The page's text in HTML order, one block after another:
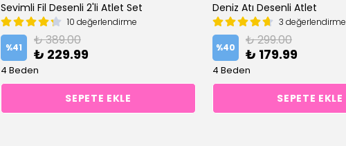
Sevimli Fil Desenli 2'li Atlet Set
10 değerlendirme
%41 ₺ 389.00
₺ 229.99
4 Beden
SEPETE EKLE
Deniz Atı Desenli Atlet
3 değerlendirme
%40 ₺ 299.00
₺ 179.99
4 Beden
SEPETE EKLE